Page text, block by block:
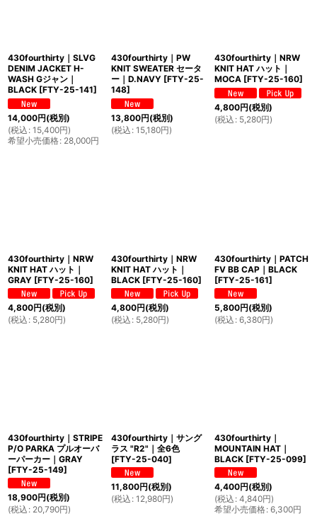
430fourthirty｜SLVG
DENIM JACKET H-
WASH Gジャン｜
BLACK [FTY-25-141]
14,000円(税別)
(税込 : 15,400円)
希望小売価格: 28,000円
430fourthirty｜PW
KNIT SWEATER セータ
ー｜D.NAVY [FTY-25-
148]
13,800円(税別)
(税込 : 15,180円)
430fourthirty｜NRW
KNIT HAT ハット｜
MOCA [FTY-25-160]
4,800円(税別)
(税込 : 5,280円)
430fourthirty｜NRW
KNIT HAT ハット｜
GRAY [FTY-25-160]
4,800円(税別)
(税込 : 5,280円)
430fourthirty｜NRW
KNIT HAT ハット｜
BLACK [FTY-25-160]
4,800円(税別)
(税込 : 5,280円)
430fourthirty｜PATCH
FV BB CAP｜BLACK
[FTY-25-161]
5,800円(税別)
(税込 : 6,380円)
430fourthirty｜STRIPE
P/O PARKA プルオーバ
ーパーカー｜GRAY
[FTY-25-149]
18,900円(税別)
(税込 : 20,790円)
430fourthirty｜サング
ラス "R2"｜全6色
[FTY-25-040]
11,800円(税別)
(税込 : 12,980円)
430fourthirty｜
MOUNTAIN HAT｜
BLACK [FTY-25-099]
4,400円(税別)
(税込 : 4,840円)
希望小売価格: 6,300円